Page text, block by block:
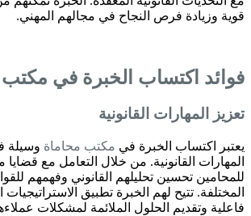
قوية وزيادة فرص النجاح في مجالهم المهني.
فوائد اكتساب الخبرة في مكتب
تعزيز المهارات القانونية
يعتبر اكتساب الخبرة في مكتب محاماة وسيلة
المهارات القانونية. من خلال التعامل مع قضايا
للمحامين تحسين تحليلهم القانوني وفهمهم
المختلفة. تتيح لهم الخبرة تطبيق الاستراتيجيات
فاعلية وتقديم الحلول الملائمة لمشكلات